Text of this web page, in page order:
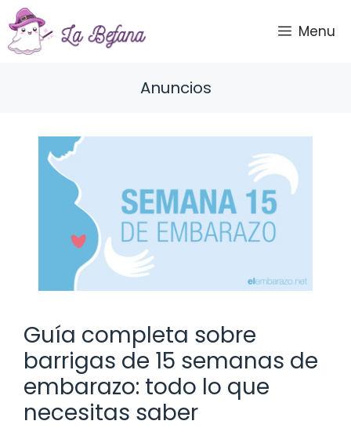
Saltar
al
contenido
Menu
Anuncios
Guía completa sobre
barrigas de 15 semanas de
embarazo: todo lo que
necesitas saber